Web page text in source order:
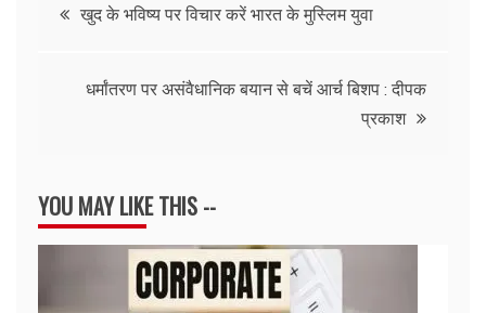
खुद के भविष्य पर विचार करें भारत के मुस्लिम युवा
धर्मांतरण पर असंवैधानिक बयान से बचें आर्च बिशप : दीपक
प्रकाश
YOU MAY LIKE THIS --